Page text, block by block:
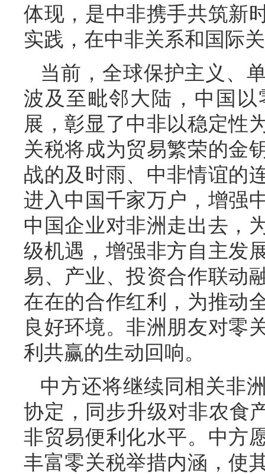
体现，是中非携手共筑新
实践，在中非关系和国际
当前，全球保护主义、
波及至毗邻大陆，中国
展，彰显了中非以稳定性
关税将成为贸易繁荣的金
战的及时雨、中非情谊的
进入中国千家万户，增强
中国企业对非洲走出去，
级机遇，增强非方自主发
易、产业、投资合作联动
在在的合作红利，为推动
良好环境。非洲朋友对零
利共赢的生动回响。
中方还将继续同相关非
协定，同步升级对非农食
非贸易便利化水平。中方
丰富零关税举措内涵，使